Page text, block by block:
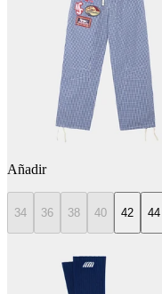
Añadir
34 36 38 40 42 44